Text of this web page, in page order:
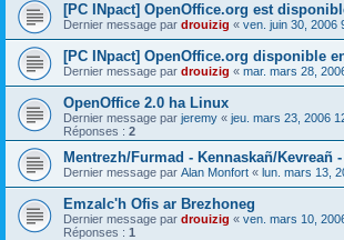
[PC INpact] OpenOffice.org est
Dernier message par drouizig « ven. juin 30, 2006
[PC INpact] OpenOffice.org disponible
Dernier message par drouizig « mar. mars 28,
OpenOffice 2.0 ha Linux
Dernier message par jeremy « jeu. mars 23, 2006
Réponses : 2
Mentrezh/Furmad - Kennaskañ/Kevreañ
Dernier message par Alan Monfort « lun. mars 13,
Emzalc'h Ofis ar Brezhoneg
Dernier message par drouizig « ven. mars 10,
Réponses : 1